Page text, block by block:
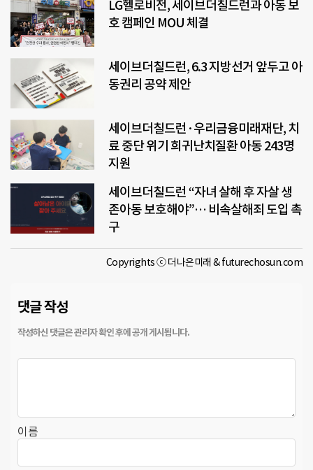
LG헬로비전, 세이브더칠드런과 아동 보
호 캠페인 MOU 체결
세이브더칠드런, 6.3 지방선거 앞두고 아
동권리 공약 제안
세이브더칠드런·우리금융미래재단, 치
료 중단 위기 희귀난치질환 아동 243명
지원
세이브더칠드런 “자녀 살해 후 자살 생
존아동 보호해야”… 비속살해죄 도입 촉
구
Copyrights ⓒ 더나은미래 & futurechosun.com
댓글 작성
이름